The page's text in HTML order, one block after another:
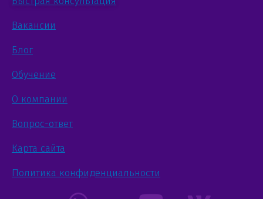
Вакансии
Блог
Обучение
О компании
Вопрос-ответ
Карта сайта
Политика конфиденциальности